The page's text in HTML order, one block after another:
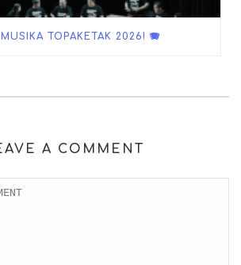
TOPAKETAK 2026! 🪗
A COMMENT